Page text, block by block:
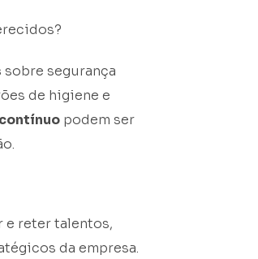
sobre segurança
de higiene e
podem ser
e reter talentos,
da empresa.